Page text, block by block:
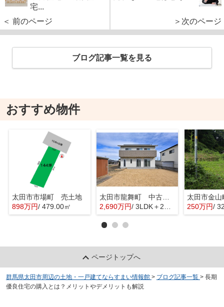
宅...
＜ 前のページ
＞次のページ
ブログ記事一覧を見る
おすすめ物件
太田市市場町 売土地
898万円/ 479.00㎡
太田市龍舞町 中古戸建
2,690万円/ 3LDK＋2S(納戸)
太田市金
250万円/
ページトップへ
群馬県太田市周辺の土地・一戸建てならすまい情報館 > ブログ記事一覧 > 長期
優良住宅の購入とは？メリットやデメリットも解説